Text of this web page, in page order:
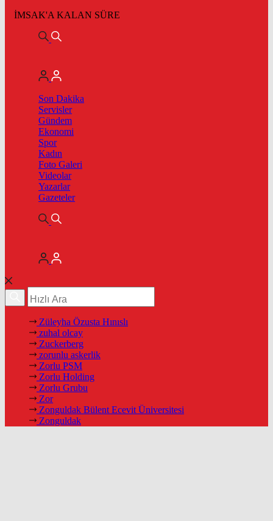
İMSAK'A KALAN SÜRE
Son Dakika
Servisler
Gündem
Ekonomi
Spor
Kadın
Foto Galeri
Videolar
Yazarlar
Gazeteler
Züleyha Özusta Hınıslı
zuhal olcay
Zuckerberg
zorunlu askerlik
Zorlu PSM
Zorlu Holding
Zorlu Grubu
Zor
Zonguldak Bülent Ecevit Üniversitesi
Zonguldak